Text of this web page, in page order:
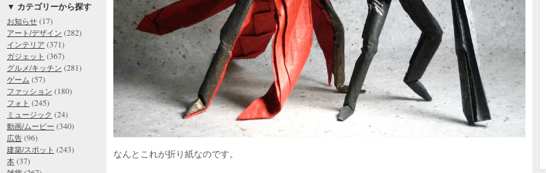
▼ カテゴリーから探す
お知らせ (17)
アート/デザイン (282)
インテリア (371)
ガジェット (367)
グルメ/キッチン (281)
ゲーム (57)
ファッション (180)
フォト (245)
ミュージック (24)
動画/ムービー (340)
広告 (96)
建築/スポット (243)
本 (37)
なんとこれが折り紙なのです。